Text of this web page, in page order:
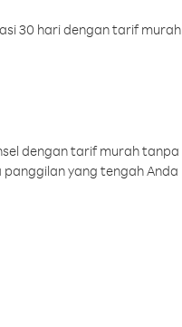
30 hari dengan tarif murah
dengan tarif murah tanpa
yang tengah Anda